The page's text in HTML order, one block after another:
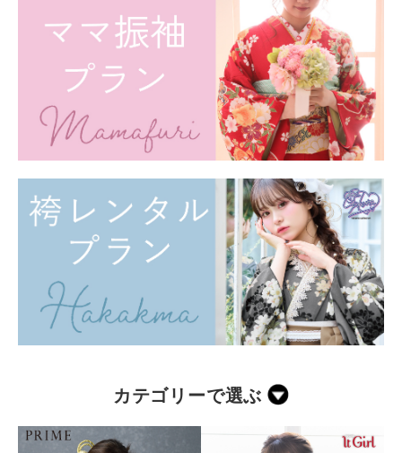
カテゴリーで選ぶ